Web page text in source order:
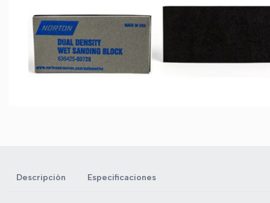
Descripción Especificaciones